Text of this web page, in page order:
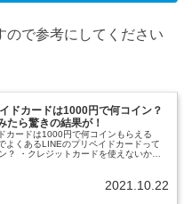
ので参考にしてください
ドカードは1000円で何コイン？
たら驚きの結果が！
カードは1000円で何コインもらえる
よくあるLINEのプリペイドカードって
？ ・クレジットカードを使えないか
2021.10.22